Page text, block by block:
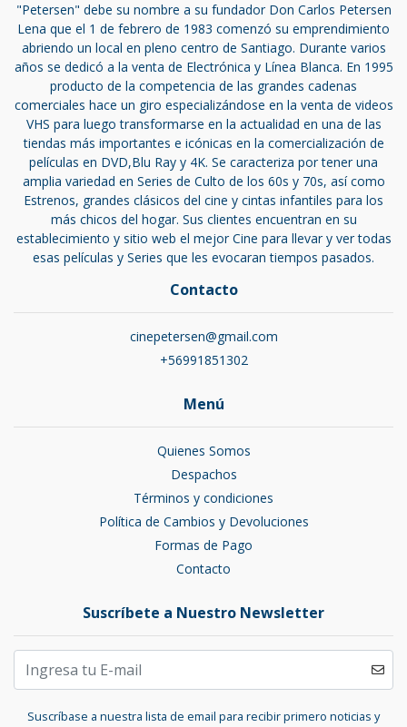
"Petersen" debe su nombre a su fundador Don Carlos Petersen
Lena que el 1 de febrero de 1983 comenzó su emprendimiento
abriendo un local en pleno centro de Santiago. Durante varios
años se dedicó a la venta de Electrónica y Línea Blanca. En 1995
producto de la competencia de las grandes cadenas
comerciales hace un giro especializándose en la venta de videos
VHS para luego transformarse en la actualidad en una de las
tiendas más importantes e icónicas en la comercialización de
películas en DVD,Blu Ray y 4K. Se caracteriza por tener una
amplia variedad en Series de Culto de los 60s y 70s, así como
Estrenos, grandes clásicos del cine y cintas infantiles para los
más chicos del hogar. Sus clientes encuentran en su
establecimiento y sitio web el mejor Cine para llevar y ver todas
esas películas y Series que les evocaran tiempos pasados.
Contacto
cinepetersen@gmail.com
+56991851302
Menú
Quienes Somos
Despachos
Términos y condiciones
Política de Cambios y Devoluciones
Formas de Pago
Contacto
Suscríbete a Nuestro Newsletter
Suscríbase a nuestra lista de email para recibir primero noticias y